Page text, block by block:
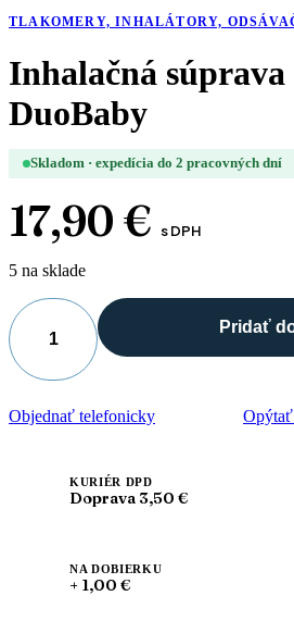
TLAKOMERY, INHALÁTORY,
Inhalačná
DuoBaby
Skladom · expedícia do 2 pracovných dní
17,90 € s DPH
5 na sklade
množstvo
Inhalačná
súprava
OMRON
-
Pridať
Objednať telefonicky Opýtať
KURIÉR DPD
Doprava 3,50 €
NA DOBIERKU
+ 1,00 €